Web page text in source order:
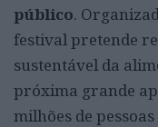
público.
festival pretende
sustentável da
próxima grande
milhões de